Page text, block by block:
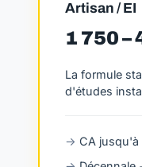
Artisan / EI
1 750 –
La formule
d'études
CA